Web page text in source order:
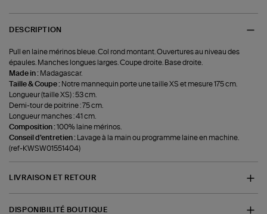
DESCRIPTION
Pull en laine mérinos bleue. Col rond montant. Ouvertures au niveau des
épaules. Manches longues larges. Coupe droite. Base droite.
Made in : Madagascar.
Taille & Coupe : Notre mannequin porte une taille XS et mesure 175 cm.
Longueur (taille XS) : 53 cm.
Demi-tour de poitrine : 75 cm.
Longueur manches : 41 cm.
Composition :100% laine mérinos.
Conseil d'entretien :
Lavage à la main ou programme laine en machine.
(ref-KWSW01551404)
LIVRAISON ET RETOUR
DISPONIBILITÉ BOUTIQUE